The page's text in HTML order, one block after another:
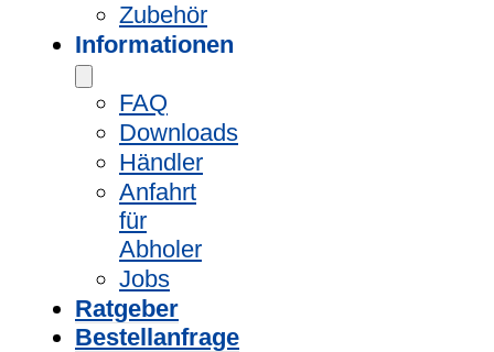
Zubehör
Informationen
FAQ
Downloads
Händler
Anfahrt
für
Abholer
Jobs
Ratgeber
Bestellanfrage